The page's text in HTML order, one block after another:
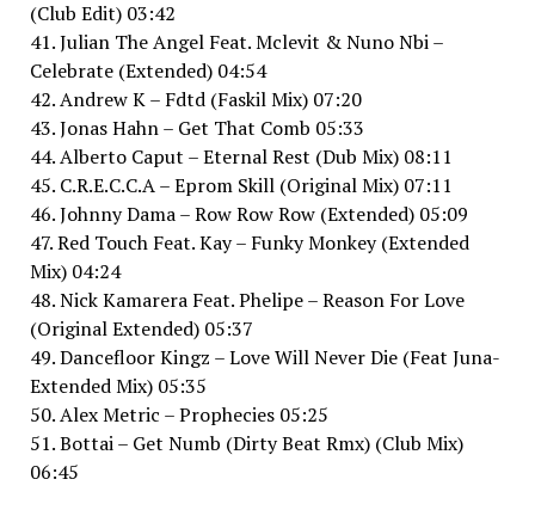
(Club Edit) 03:42
41. Julian The Angel Feat. Mclevit & Nuno Nbi –
Celebrate (Extended) 04:54
42. Andrew K – Fdtd (Faskil Mix) 07:20
43. Jonas Hahn – Get That Comb 05:33
44. Alberto Caput – Eternal Rest (Dub Mix) 08:11
45. C.R.E.C.C.A – Eprom Skill (Original Mix) 07:11
46. Johnny Dama – Row Row Row (Extended) 05:09
47. Red Touch Feat. Kay – Funky Monkey (Extended
Mix) 04:24
48. Nick Kamarera Feat. Phelipe – Reason For Love
(Original Extended) 05:37
49. Dancefloor Kingz – Love Will Never Die (Feat Juna-
Extended Mix) 05:35
50. Alex Metric – Prophecies 05:25
51. Bottai – Get Numb (Dirty Beat Rmx) (Club Mix)
06:45